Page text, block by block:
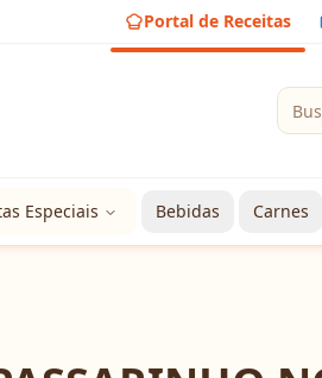
Portal de Receitas
Especiais Bebidas Carnes